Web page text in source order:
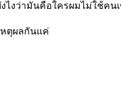
ไงว่ามันคือใครผมไม่ใช้
ตุผลกันแค่